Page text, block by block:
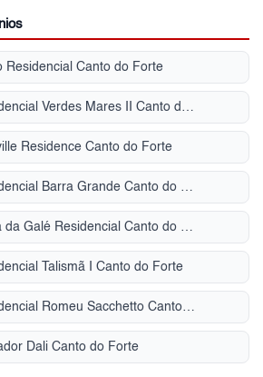
Residencial Canto do Forte
Condomínio Residencial Verdes Mares II Canto do Forte
Residence Canto do Forte
Condomínio Residencial Barra Grande Canto do Forte
Condomínio Praia da Galé Residencial Canto do Forte
Talismã I Canto do Forte
Condomínio Residencial Romeu Sacchetto Canto do Forte
Dali Canto do Forte